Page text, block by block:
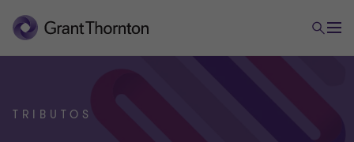
TRIBUTOS